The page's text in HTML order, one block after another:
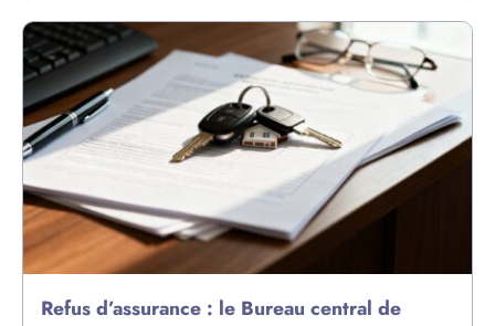
Refus d’assurance : le Bureau central de